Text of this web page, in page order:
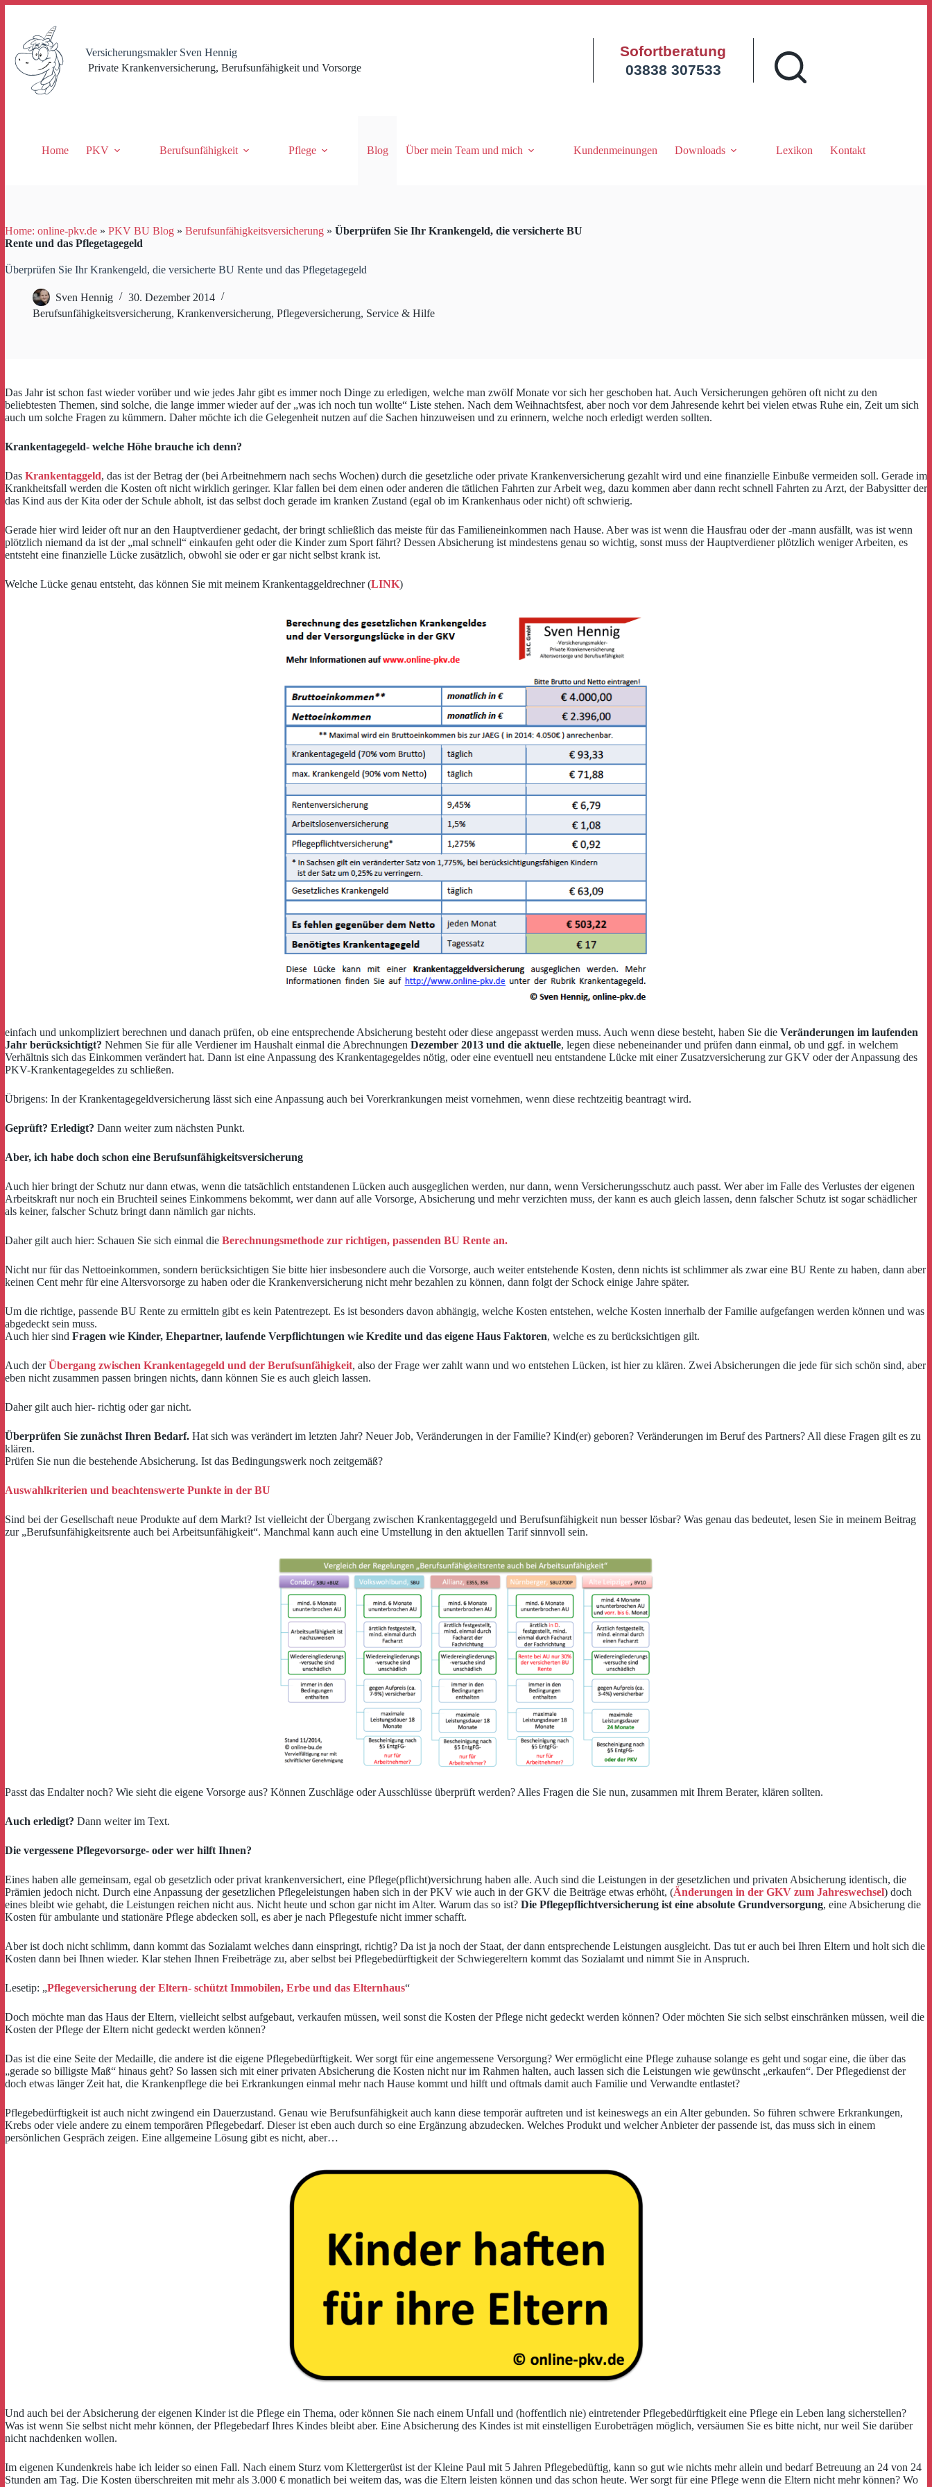
springen
Versicherungsmakler Sven Hennig
Private Krankenversicherung, Berufsunfähigkeit und Vorsorge
Sofortberatung
03838 307533
Home PKV Berufsunfähigkeit Pflege Blog Über mein Team und mich Kundenmeinungen Downloads Lexikon Kontakt
Home: online-pkv.de » PKV BU Blog » Berufsunfähigkeitsversicherung » Überprüfen Sie Ihr Krankengeld, die versicherte BU
Rente und das Pflegetagegeld
Überprüfen Sie Ihr Krankengeld, die versicherte BU Rente und das Pflegetagegeld
Sven Hennig
30. Dezember 2014
Berufsunfähigkeitsversicherung, Krankenversicherung, Pflegeversicherung, Service & Hilfe
Das Jahr ist schon fast wieder vorüber und wie jedes Jahr gibt es immer noch Dinge zu erledigen, welche man zwölf Monate vor sich her geschoben hat. Auch Versicherungen gehören oft nicht zu den
beliebtesten Themen, sind solche, die lange immer wieder auf der „was ich noch tun wollte“ Liste stehen. Nach dem Weihnachtsfest, aber noch vor dem Jahresende kehrt bei vielen etwas Ruhe ein, Zeit um sich
auch um solche Fragen zu kümmern. Daher möchte ich die Gelegenheit nutzen auf die Sachen hinzuweisen und zu erinnern, welche noch erledigt werden sollten.
Krankentagegeld- welche Höhe brauche ich denn?
Das Krankentaggeld, das ist der Betrag der (bei Arbeitnehmern nach sechs Wochen) durch die gesetzliche oder private Krankenversicherung gezahlt wird und eine finanzielle Einbuße vermeiden soll. Gerade im
Krankheitsfall werden die Kosten oft nicht wirklich geringer. Klar fallen bei dem einen oder anderen die tätlichen Fahrten zur Arbeit weg, dazu kommen aber dann recht schnell Fahrten zu Arzt, der Babysitter der
das Kind aus der Kita oder der Schule abholt, ist das selbst doch gerade im kranken Zustand (egal ob im Krankenhaus oder nicht) oft schwierig.
Gerade hier wird leider oft nur an den Hauptverdiener gedacht, der bringt schließlich das meiste für das Familieneinkommen nach Hause. Aber was ist wenn die Hausfrau oder der -mann ausfällt, was ist wenn
plötzlich niemand da ist der „mal schnell“ einkaufen geht oder die Kinder zum Sport fährt? Dessen Absicherung ist mindestens genau so wichtig, sonst muss der Hauptverdiener plötzlich weniger Arbeiten, es
entsteht eine finanzielle Lücke zusätzlich, obwohl sie oder er gar nicht selbst krank ist.
Welche Lücke genau entsteht, das können Sie mit meinem Krankentaggeldrechner (LINK)
einfach und unkompliziert berechnen und danach prüfen, ob eine entsprechende Absicherung besteht oder diese angepasst werden muss. Auch wenn diese besteht, haben Sie die Veränderungen im laufenden
Jahr berücksichtigt? Nehmen Sie für alle Verdiener im Haushalt einmal die Abrechnungen Dezember 2013 und die aktuelle, legen diese nebeneinander und prüfen dann einmal, ob und ggf. in welchem
Verhältnis sich das Einkommen verändert hat. Dann ist eine Anpassung des Krankentagegeldes nötig, oder eine eventuell neu entstandene Lücke mit einer Zusatzversicherung zur GKV oder der Anpassung des
PKV-Krankentagegeldes zu schließen.
Übrigens: In der Krankentagegeldversicherung lässt sich eine Anpassung auch bei Vorerkrankungen meist vornehmen, wenn diese rechtzeitig beantragt wird.
Geprüft? Erledigt? Dann weiter zum nächsten Punkt.
Aber, ich habe doch schon eine Berufsunfähigkeitsversicherung
Auch hier bringt der Schutz nur dann etwas, wenn die tatsächlich entstandenen Lücken auch ausgeglichen werden, nur dann, wenn Versicherungsschutz auch passt. Wer aber im Falle des Verlustes der eigenen
Arbeitskraft nur noch ein Bruchteil seines Einkommens bekommt, wer dann auf alle Vorsorge, Absicherung und mehr verzichten muss, der kann es auch gleich lassen, denn falscher Schutz ist sogar schädlicher
als keiner, falscher Schutz bringt dann nämlich gar nichts.
Daher gilt auch hier: Schauen Sie sich einmal die Berechnungsmethode zur richtigen, passenden BU Rente an.
Nicht nur für das Nettoeinkommen, sondern berücksichtigen Sie bitte hier insbesondere auch die Vorsorge, auch weiter entstehende Kosten, denn nichts ist schlimmer als zwar eine BU Rente zu haben, dann aber
keinen Cent mehr für eine Altersvorsorge zu haben oder die Krankenversicherung nicht mehr bezahlen zu können, dann folgt der Schock einige Jahre später.
Um die richtige, passende BU Rente zu ermitteln gibt es kein Patentrezept. Es ist besonders davon abhängig, welche Kosten entstehen, welche Kosten innerhalb der Familie aufgefangen werden können und was
abgedeckt sein muss.
Auch hier sind Fragen wie Kinder, Ehepartner, laufende Verpflichtungen wie Kredite und das eigene Haus Faktoren, welche es zu berücksichtigen gilt.
Auch derÜbergang zwischen Krankentagegeld und der Berufsunfähigkeit, also der Frage wer zahlt wann und wo entstehen Lücken, ist hier zu klären. Zwei Absicherungen die jede für sich schön sind, aber
eben nicht zusammen passen bringen nichts, dann können Sie es auch gleich lassen.
Daher gilt auch hier- richtig oder gar nicht.
Überprüfen Sie zunächst Ihren Bedarf. Hat sich was verändert im letzten Jahr? Neuer Job, Veränderungen in der Familie? Kind(er) geboren? Veränderungen im Beruf des Partners? All diese Fragen gilt es zu
klären.
Prüfen Sie nun die bestehende Absicherung. Ist das Bedingungswerk noch zeitgemäß?
Auswahlkriterien und beachtenswerte Punkte in der BU
Sind bei der Gesellschaft neue Produkte auf dem Markt? Ist vielleicht der Übergang zwischen Krankentaggegeld und Berufsunfähigkeit nun besser lösbar? Was genau das bedeutet, lesen Sie in meinem Beitrag
zur „Berufsunfähigkeitsrente auch bei Arbeitsunfähigkeit“. Manchmal kann auch eine Umstellung in den aktuellen Tarif sinnvoll sein.
Passt das Endalter noch? Wie sieht die eigene Vorsorge aus? Können Zuschläge oder Ausschlüsse überprüft werden? Alles Fragen die Sie nun, zusammen mit Ihrem Berater, klären sollten.
Auch erledigt? Dann weiter im Text.
Die vergessene Pflegevorsorge- oder wer hilft Ihnen?
Eines haben alle gemeinsam, egal ob gesetzlich oder privat krankenversichert, eine Pflege(pflicht)versichrung haben alle. Auch sind die Leistungen in der gesetzlichen und privaten Absicherung identisch, die
Prämien jedoch nicht. Durch eine Anpassung der gesetzlichen Pflegeleistungen haben sich in der PKV wie auch in der GKV die Beiträge etwas erhöht, (Änderungen in der GKV zum Jahreswechsel) doch
eines bleibt wie gehabt, die Leistungen reichen nicht aus. Nicht heute und schon gar nicht im Alter. Warum das so ist? Die Pflegepflichtversicherung ist eine absolute Grundversorgung, eine Absicherung die
Kosten für ambulante und stationäre Pflege abdecken soll, es aber je nach Pflegestufe nicht immer schafft.
Aber ist doch nicht schlimm, dann kommt das Sozialamt welches dann einspringt, richtig? Da ist ja noch der Staat, der dann entsprechende Leistungen ausgleicht. Das tut er auch bei Ihren Eltern und holt sich die
Kosten dann bei Ihnen wieder. Klar stehen Ihnen Freibeträge zu, aber selbst bei Pflegebedürftigkeit der Schwiegereltern kommt das Sozialamt und nimmt Sie in Anspruch.
Lesetip: „Pflegeversicherung der Eltern- schützt Immobilen, Erbe und das Elternhaus“
Doch möchte man das Haus der Eltern, vielleicht selbst aufgebaut, verkaufen müssen, weil sonst die Kosten der Pflege nicht gedeckt werden können? Oder möchten Sie sich selbst einschränken müssen, weil die
Kosten der Pflege der Eltern nicht gedeckt werden können?
Das ist die eine Seite der Medaille, die andere ist die eigene Pflegebedürftigkeit. Wer sorgt für eine angemessene Versorgung? Wer ermöglicht eine Pflege zuhause solange es geht und sogar eine, die über das
„gerade so billigste Maß“ hinaus geht? So lassen sich mit einer privaten Absicherung die Kosten nicht nur im Rahmen halten, auch lassen sich die Leistungen wie gewünscht „erkaufen“. Der Pflegedienst der
doch etwas länger Zeit hat, die Krankenpflege die bei Erkrankungen einmal mehr nach Hause kommt und hilft und oftmals damit auch Familie und Verwandte entlastet?
Pflegebedürftigkeit ist auch nicht zwingend ein Dauerzustand. Genau wie Berufsunfähigkeit auch kann diese temporär auftreten und ist keineswegs an ein Alter gebunden. So führen schwere Erkrankungen,
Krebs oder viele andere zu einem temporären Pflegebedarf. Dieser ist eben auch durch so eine Ergänzung abzudecken. Welches Produkt und welcher Anbieter der passende ist, das muss sich in einem
persönlichen Gespräch zeigen. Eine allgemeine Lösung gibt es nicht, aber…
Und auch bei der Absicherung der eigenen Kinder ist die Pflege ein Thema, oder können Sie nach einem Unfall und (hoffentlich nie) eintretender Pflegebedürftigkeit eine Pflege ein Leben lang sicherstellen?
Was ist wenn Sie selbst nicht mehr können, der Pflegebedarf Ihres Kindes bleibt aber. Eine Absicherung des Kindes ist mit einstelligen Eurobeträgen möglich, versäumen Sie es bitte nicht, nur weil Sie darüber
nicht nachdenken wollen.
Im eigenen Kundenkreis habe ich leider so einen Fall. Nach einem Sturz vom Klettergerüst ist der Kleine Paul mit 5 Jahren Pflegebedüftig, kann so gut wie nichts mehr allein und bedarf Betreuung an 24 von 24
Stunden am Tag. Die Kosten überschreiten mit mehr als 3.000 € monatlich bei weitem das, was die Eltern leisten können und das schon heute. Wer sorgt für eine Pflege wenn die Eltern nicht mehr können? Wo